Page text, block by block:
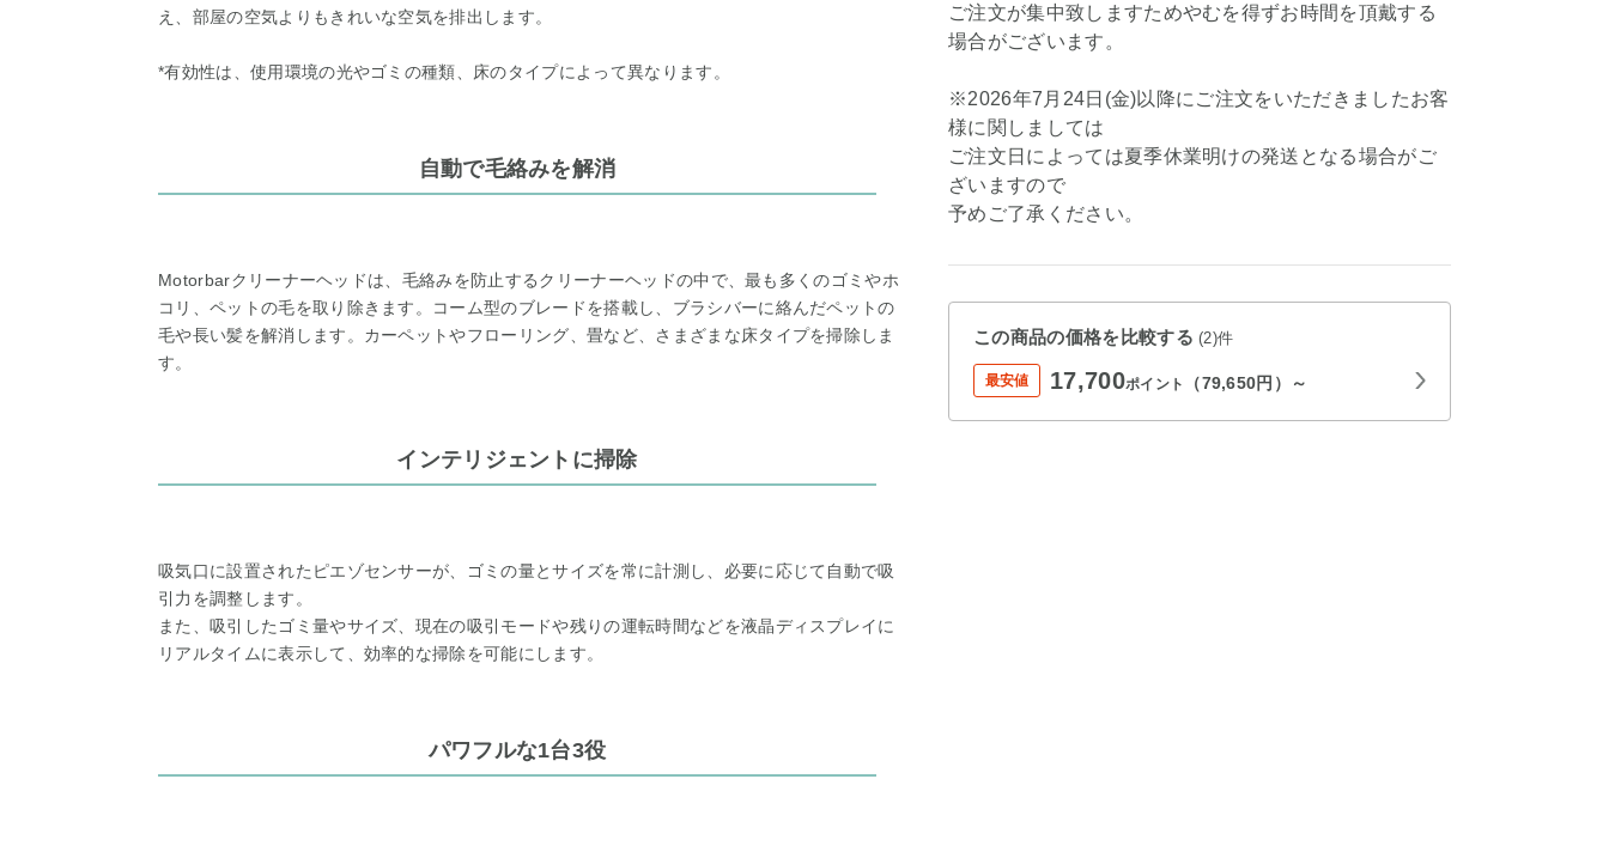
え、部屋の空気よりもきれいな空気を排出します。
*有効性は、使用環境の光やゴミの種類、床のタイプによって異なります。
自動で毛絡みを解消
Motorbarクリーナーヘッドは、毛絡みを防止するクリーナーヘッドの中で、最も多くのゴミやホ
コリ、ペットの毛を取り除きます。コーム型のブレードを搭載し、ブラシバーに絡んだペットの
毛や長い髪を解消します。カーペットやフローリング、畳など、さまざまな床タイプを掃除しま
す。
インテリジェントに掃除
吸気口に設置されたピエゾセンサーが、ゴミの量とサイズを常に計測し、必要に応じて自動で吸
引力を調整します。
また、吸引したゴミ量やサイズ、現在の吸引モードや残りの運転時間などを液晶ディスプレイに
リアルタイムに表示して、効率的な掃除を可能にします。
パワフルな1台3役
ご注文が集中致しますためやむを得ずお時間を頂戴する
場合がございます。
※2026年7月24日(金)以降にご注文をいただきましたお客
様に関しましては
ご注文日によっては夏季休業明けの発送となる場合がご
ざいますので
予めご了承ください。
この商品の価格を比較する(2)件
最安値 17,700ポイント （79,650円）～